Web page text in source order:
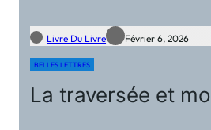
Livre Du Livre Février 6, 2026
BELLES LETTRES
La traversée et